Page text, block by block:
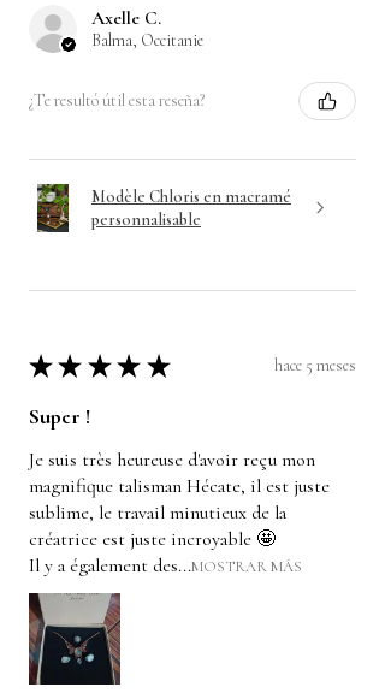
Axelle C.
Balma, Occitanie
¿Te resultó útil esta reseña?
Modèle Chloris en macramé
personnalisable
★ ★ ★ ★ ★ hace 5 meses
Super !
Je suis très heureuse d'avoir reçu mon
magnifique talisman Hécate, il est juste
sublime, le travail minutieux de la
créatrice est juste incroyable 🤩
Il y a également des...MOSTRAR MÁS